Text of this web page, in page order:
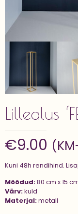
Lillealus
€9.00
Kuni 48h rendihind.
Mõõdud:80 cm x 15
Värv:kuld
Materjal:metall